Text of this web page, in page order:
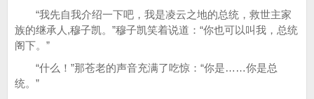
“我先自我介绍一下吧，我是凌云之地的总统，救世主家
族的继承人,穆子凯。”穆子凯笑着说道：“你也可以叫我，总统
阁下。”
“什么！”那苍老的声音充满了吃惊：“你是……你是总
统。”